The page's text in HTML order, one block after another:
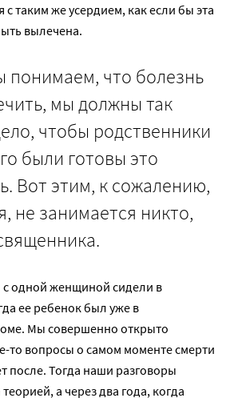
с таким же усердием, как если бы эта
вылечена.
понимаем, что болезнь
мы должны так
чтобы родственники
были готовы это
Вот этим, к сожалению,
не занимается никто,
одной женщиной сидели в
ее ребенок был уже в
Мы совершенно открыто
то вопросы о самом моменте смерти
после. Тогда наши разговоры
а через два года, когда